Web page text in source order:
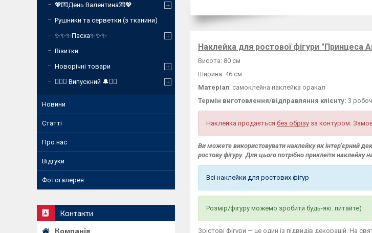
Наклейка для ростової фігури "Принцеса
Висота: 80 см
Ширина: 46 см
Матеріал: самоклейна наклейка оракал
Термін виготовлення/відправляння клієнту: 3
Наклейка продається без обрізу за контуром.
Ви можете використовувати наклейку як інтер'єрний
ростову фігуру. Для цього потрібно приклеїти
Всі наклейки для ростових фігур
Розмір/фігуру можемо зробити будь-які. питайте)
Зрістові фігури — це один із підвидів декорацій. На
💖💌День Валентина💌💖
Рушники та серветки (з тканини)
✨✨✨Пасха✨✨✨
Візитки
Новорічні товари
❤️‍🔥🔔 Випускний 🔔❤️‍🔥
Новини
Статті
Про нас
Відгуки
Фотогалерея
Контакти